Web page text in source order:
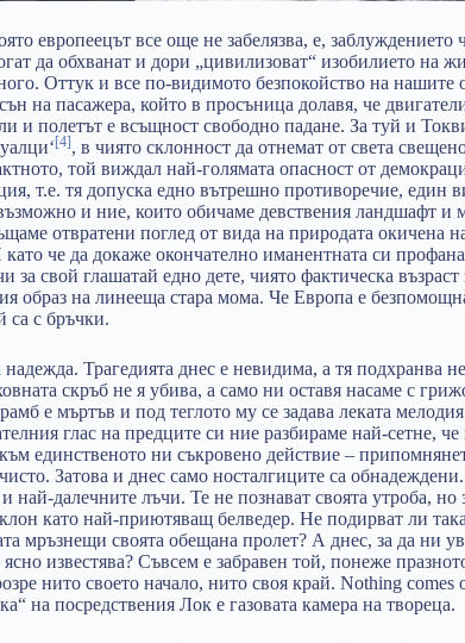
европеецът все още не забелязва, е, заблуждението
да обхванат и дори „цивилизоват“ изобилието на
Оттук и все по-видимото безпокойство на нашите
на пасажера, който в просъница долавя, че
и полетът е всъщност свободно падане. За туй и
[4] , в чиято склонност да отнемат от света
той виждал най-голямата опасност от
т.е. тя допуска едно вътрешно противоречие, един
и ние, които обичаме девствения ландшафт и
отвратени поглед от вида на природата окичена
че да докаже окончателно иманентната си
за свой глашатай едно дете, чиято фактическа възраст
образ на линееща стара мома. Че Европа е
са с бръчки.
Трагедията днес е невидима, а тя подхранва
скръб не я убива, а само ни оставя насаме с
е мъртъв и под теглото му се задава леката
глас на предците си ние разбираме най-сетне, че
единственото ни съкровено действие –
Затова и днес само носталгиците са
далечните лъчи. Те не познават своята утроба, но
като най-приютяващ белведер. Не подирват ли
мръзнещи своята обещана пролет? А днес, за да ни
известява? Съвсем е забравен той, понеже
нито своето начало, нито своя край. Nothing comes
на посредствения Лок е газовата камера на твореца.